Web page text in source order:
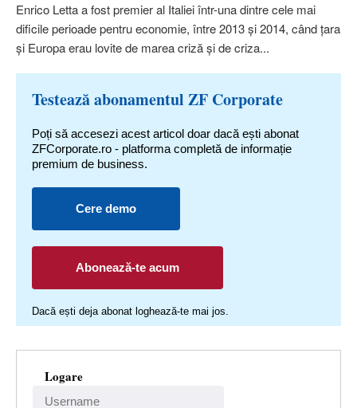
Enrico Letta a fost premier al Italiei într-una dintre cele mai
dificile perioade pentru econo­mie, între 2013 şi 2014, când ţara
şi Europa erau lovite de marea criză şi de criza...
Testează abonamentul ZF Corporate
Poți să accesezi acest articol doar dacă ești abonat
ZFCorporate.ro - platforma completă de informație
premium de business.
Cere demo
Abonează-te acum
Dacă ești deja abonat loghează-te mai jos.
Logare